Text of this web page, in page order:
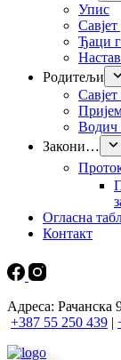
Упис
Ђаци
Родитељи
Водич
Закони…
Огласна
Контакт
Адреса:
+387 55 250 439 |